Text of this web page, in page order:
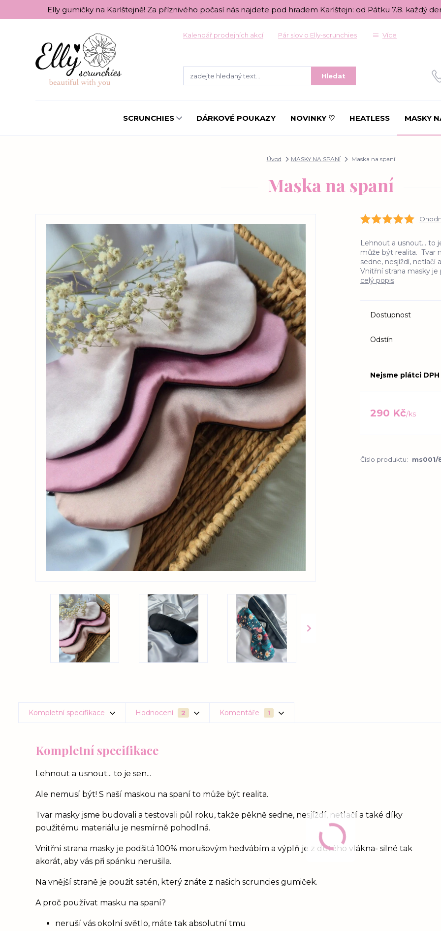
Elly gumičky na Karlštejně! Za příznivého počasí nás najdete pod hradem Karlštejn: od Pátku 7.8. každý
Kalendář prodejních akcí Pár slov o Elly-scrunchies Více
Hledat
SCRUNCHIES DÁRKOVÉ POUKAZY NOVINKY ♡ HEATLESS MASKY
Úvod MASKY NA SPANÍ Maska na spaní
Maska na spaní
Lehnout a usnout... to
může být realita. Tvar
sedne, nesjíždí,
Vnitřní strana masky
celý popis
Dostupnost
Odstín
Nejsme plátci DPH
290 Kč/ks
Číslo produktu: ms001/
Kompletní specifikace Hodnocení 2 Komentáře 1
Kompletní specifikace
Lehnout a usnout... to je sen...
Ale nemusí být! S naší maskou na spaní to může být realita.
Tvar masky jsme budovali a testovali půl roku, takže pěkně sedne, nesjíždí, netlačí a také díky
použitému materiálu je nesmírně pohodlná.
Vnitřní strana masky je podšitá 100% morušovým hedvábím a výplň je z dutého vlákna- silné tak
akorát, aby vás při spánku nerušila.
Na vnější straně je použit satén, který znáte z našich scruncies gumiček.
A proč používat masku na spaní?
neruší vás okolní světlo, máte tak absolutní tmu